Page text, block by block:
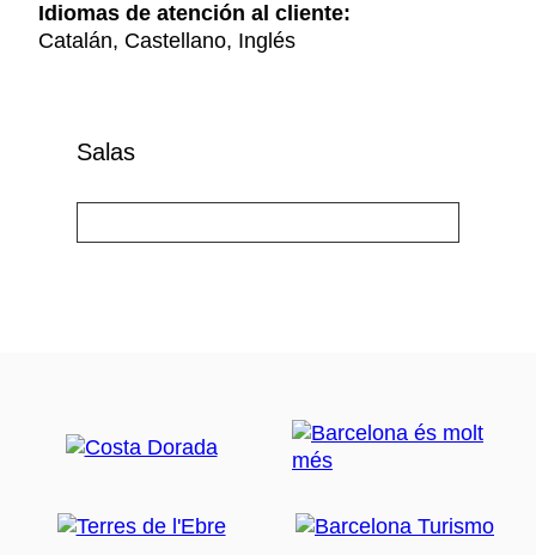
Idiomas de atención al cliente:
Catalán, Castellano, Inglés
Salas